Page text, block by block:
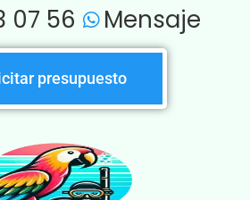
07 56 Mensaje
presupuesto